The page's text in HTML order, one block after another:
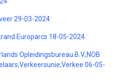
29-03-2024
Europarcs 18-05-2024
Opleidingsbureau B.V.;NOB
06-05-